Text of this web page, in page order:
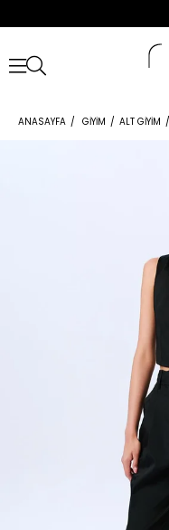
ANASAYFA GIYIM ALT GIYIM